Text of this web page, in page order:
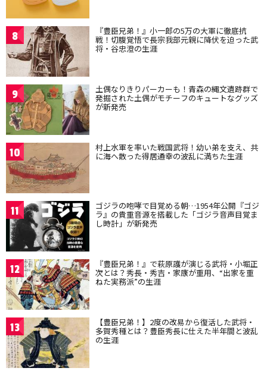
8 『豊臣兄弟！』小一郎の5万の大軍に徹底抗
戦！切腹覚悟で長宗我部元親に降伏を迫った武
将・谷忠澄の生涯
9 土偶なりきりパーカーも！青森の縄文遺跡群で
発掘された土偶がモチーフのキュートなグッズ
が新発売
10 村上水軍を率いた戦国武将！幼い弟を支え、共
に海へ散った得居通幸の波乱に満ちた生涯
11 ゴジラの咆哮で目覚める朝…1954年公開『ゴジ
ラ』の貴重音源を搭載した「ゴジラ音声目覚ま
し時計」が新発売
12 『豊臣兄弟！』で萩原護が演じる武将・小堀正
次とは？秀長・秀吉・家康が重用、“出家を重
ねた実務派”の生涯
13 【豊臣兄弟！】2度の改易から復活した武将・
多賀秀種とは？豊臣秀長に仕えた半年間と波乱
の生涯